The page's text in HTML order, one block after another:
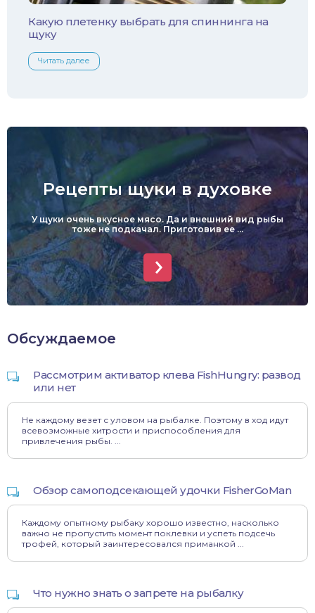
Какую плетенку выбрать для спиннинга на
щуку
Читать далее
Рецепты щуки в духовке
У щуки очень вкусное мясо. Да и внешний вид рыбы
тоже не подкачал. Приготовив ее ...
Обсуждаемое
Рассмотрим активатор клева FishHungry: развод
или нет
Не каждому везет с уловом на рыбалке. Поэтому в ход идут
всевозможные хитрости и приспособления для
привлечения рыбы. ...
Обзор самоподсекающей удочки FisherGoMan
Каждому опытному рыбаку хорошо известно, насколько
важно не пропустить момент поклевки и успеть подсечь
трофей, который заинтересовался приманкой ...
Что нужно знать о запрете на рыбалку